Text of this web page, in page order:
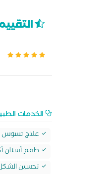
الخدمات
علاج تسوس
طقم أسنان
تحسين